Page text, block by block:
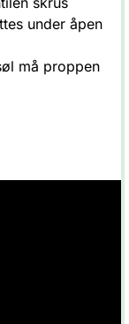
under åpen
må proppen